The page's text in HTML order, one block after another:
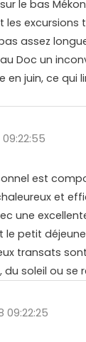
le bas
excursions
assez
Doc un
en juin, ce qui
est
et
une
petit
transats
soleil ou se
09:22:25